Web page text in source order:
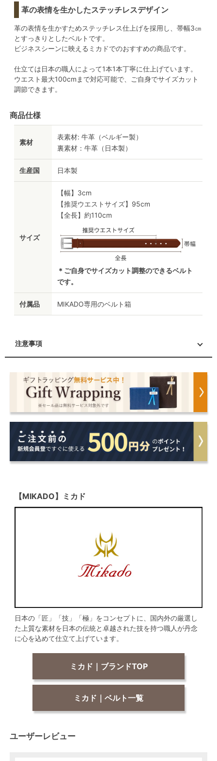
革の表情を生かしたステッチレスデザイン
革の表情を生かすためステッチレス仕上げを採用し、帯幅3㎝
とすっきりとしたベルトです。
ビジネスシーンに映えるミカドでのおすすめの商品です。
仕立ては日本の職人によって1本1本丁寧に仕上げています。
ウエスト最大100cmまで対応可能で、ご自身でサイズカット
調節できます。
商品仕様
素材
表素材: 牛革（ベルギー製）
裏素材：牛革（日本製）
生産国 日本製
サイズ
【幅】3cm
【推奨ウエストサイズ】95cm
【全長】約110cm
＊ご自身でサイズカット調整のできるベルト
です。
付属品 MIKADO専用のベルト箱
注意事項
【MIKADO】ミカド
日本の「匠」「技」「極」をコンセプトに、国内外の厳選し
た上質な素材を日本の伝統と卓越された技を持つ職人が丹念
に心を込めて仕立て上げています。
ミカド｜ブランドTOP
ミカド｜ベルト一覧
ユーザーレビュー